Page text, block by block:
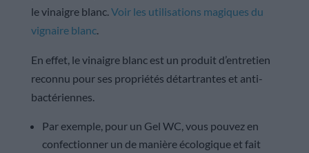
le vinaigre blanc. Voir les utilisations magiques du
vignaire blanc.
En effet, le vinaigre blanc est un produit d’entretien
reconnu pour ses propriétés détartrantes et anti-
bactériennes.
Par exemple, pour un Gel WC, vous pouvez en
confectionner un de manière écologique et fait